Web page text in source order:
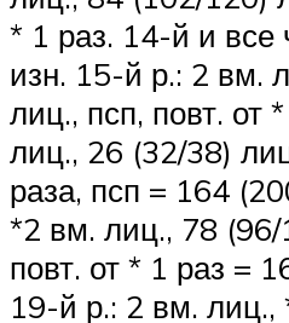
* 1 раз. 14-й и все
изн. 15-й р.: 2 вм.
лиц., псп, повт. от
лиц., 26 (32/38)
раза, псп = 164
*2 вм. лиц., 78 (96/
повт. от * 1 раз =
19-й р.: 2 вм.